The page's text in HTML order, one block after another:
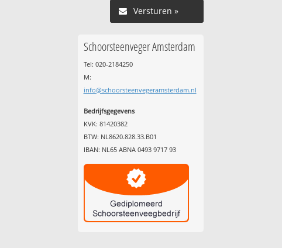
Versturen »
Schoorsteenveger Amsterdam
Tel: 020-2184250
M:
info@schoorsteenvegeramsterdam.nl
Bedrijfsgegevens
KVK: 81420382
BTW: NL8620.828.33.B01
IBAN: NL65 ABNA 0493 9717 93